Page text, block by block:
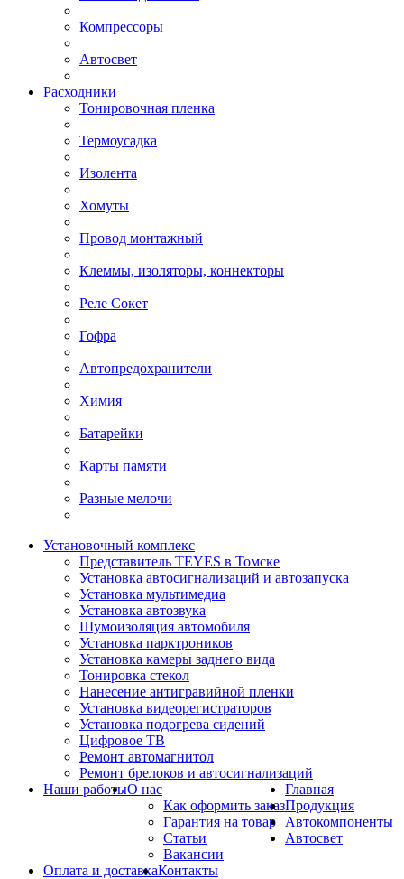
Компрессоры
Автосвет
Расходники
Тонировочная пленка
Термоусадка
Изолента
Хомуты
Провод монтажный
Клеммы, изоляторы, коннекторы
Реле Сокет
Гофра
Автопредохранители
Химия
Батарейки
Карты памяти
Разные мелочи
Установочный комплекс
Представитель TEYES в Томске
Установка автосигнализаций и автозапуска
Установка мультимедиа
Установка автозвука
Шумоизоляция автомобиля
Установка парктроников
Установка камеры заднего вида
Тонировка стекол
Нанесение антигравийной пленки
Установка видеорегистраторов
Установка подогрева сидений
Цифровое ТВ
Ремонт автомагнитол
Ремонт брелоков и автосигнализаций
Наши работыО нас
Как оформить заказ
Гарантия на товар
Статьи
Вакансии
Оплата и доставкаКонтакты
Главная
Продукция
Автокомпоненты
Автосвет